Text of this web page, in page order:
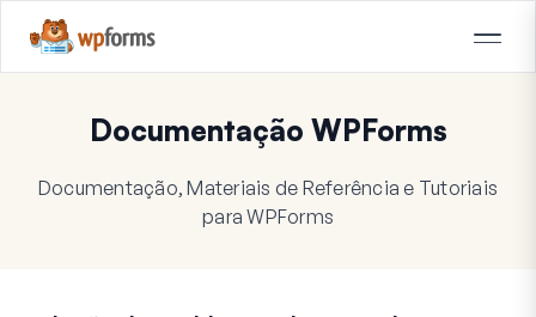
Documentação WPForms
Documentação, Materiais de Referência e Tutoriais
para WPForms